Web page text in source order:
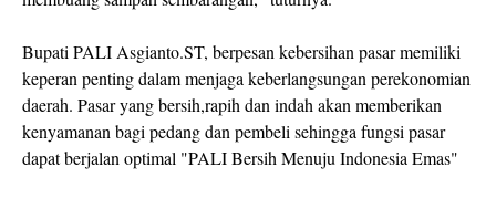
Bupati PALI Asgianto.ST, berpesan kebersihan pasar memiliki
keperan penting dalam menjaga keberlangsungan perekonomian
daerah. Pasar yang bersih,rapih dan indah akan memberikan
kenyamanan bagi pedang dan pembeli sehingga fungsi pasar
dapat berjalan optimal "PALI Bersih Menuju Indonesia Emas"